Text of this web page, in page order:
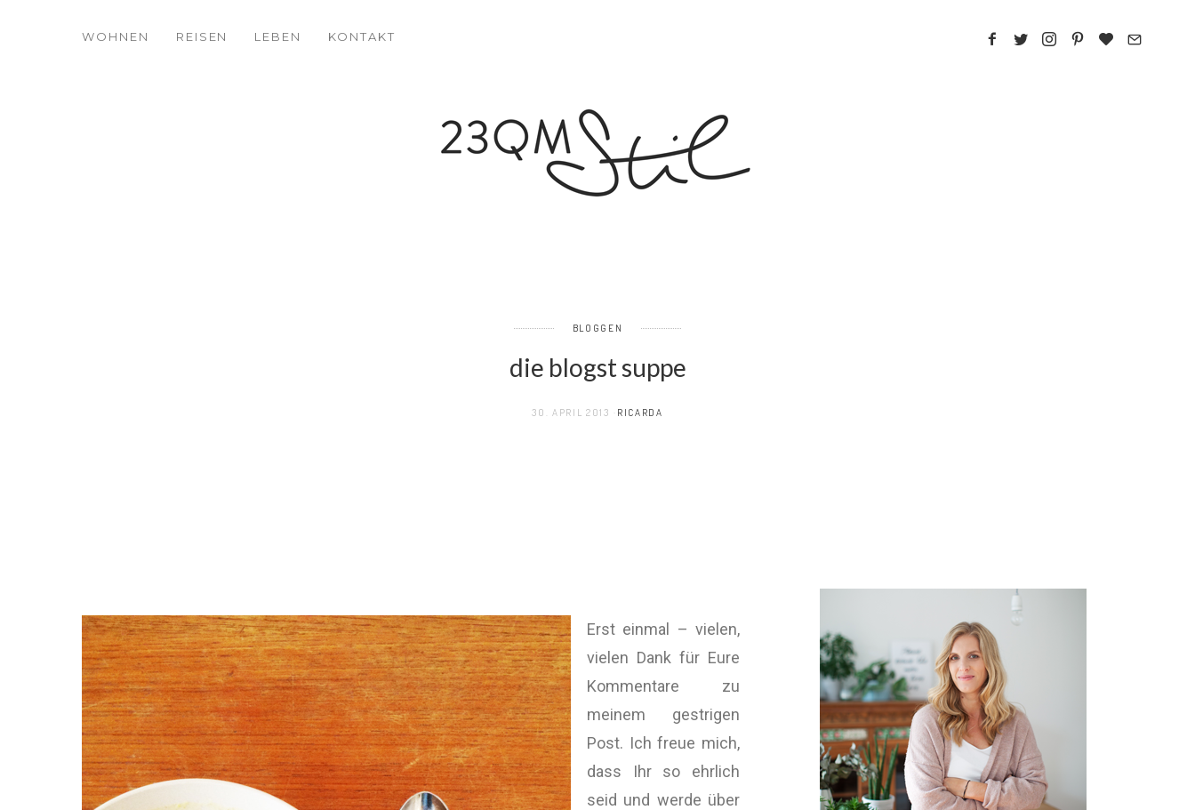
WOHNEN REISEN LEBEN KONTAKT
BLOGGEN
die blogst suppe
30. APRIL 2013 RICARDA
Erst einmal – vielen,
vielen Dank für Eure
Kommentare zu
meinem gestrigen
Post. Ich freue mich,
dass Ihr so ehrlich
seid und werde über